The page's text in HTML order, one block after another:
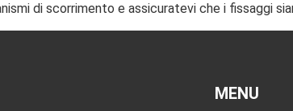
di scorrimento e assicuratevi che i fissaggi
MENU